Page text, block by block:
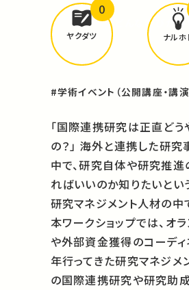
どんな学びがあ
ヤクダツ
0
ナルホ
#学術イベント（公開講座・講
「国際連携研究は正直ど
の？」 海外と連携した研
中で、研究自体や研究推
ればいいのか知りたいと
研究マネジメント人材の中
本ワークショップでは、オ
や外部資金獲得のコーデ
年行ってきた研究マネジメ
の国際連携研究や研究助